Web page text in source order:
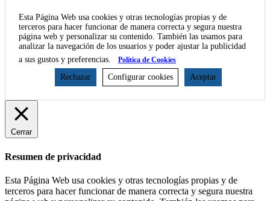
Esta Página Web usa cookies y otras tecnologías propias y de
terceros para hacer funcionar de manera correcta y segura nuestra
página web y personalizar su contenido. También las usamos para
analizar la navegación de los usuarios y poder ajustar la publicidad
a sus gustos y preferencias.
Política de Cookies
Rechazar Configurar cookies Aceptar
Cerrar
Resumen de privacidad
Esta Página Web usa cookies y otras tecnologías propias y de
terceros para hacer funcionar de manera correcta y segura nuestra